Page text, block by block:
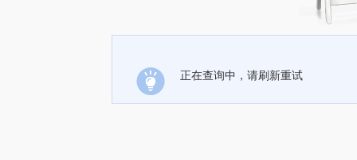
正在查询中，请刷新重试